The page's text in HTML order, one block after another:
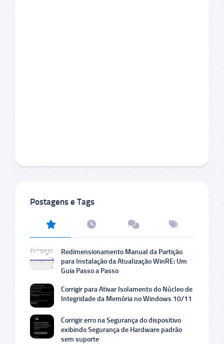
Postagens e Tags
Redimensionamento Manual da Partição
para Instalação da Atualização WinRE: Um
Guia Passo a Passo
Corrigir para Ativar Isolamento do Núcleo de
Integridade da Memória no Windows 10/11
Corrigir erro na Segurança do dispositivo
exibindo Segurança de Hardware padrão
sem suporte